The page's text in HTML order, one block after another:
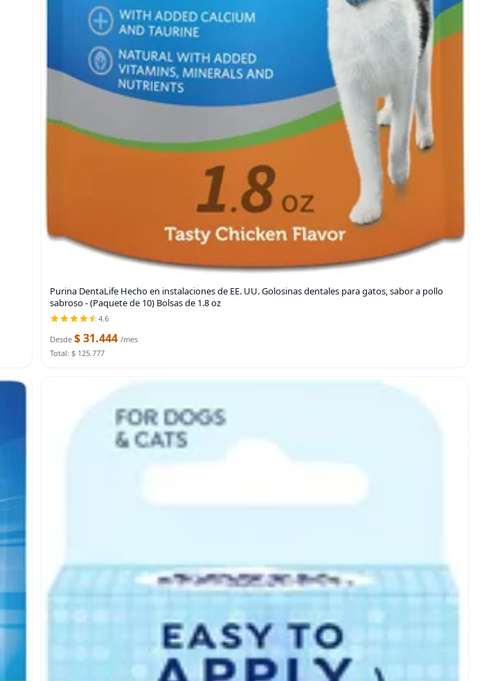
Purina DentaLife Hecho en instalaciones de EE. UU. Golosinas dentales para gatos, sabor a pollo
sabroso - (Paquete de 10) Bolsas de 1.8 oz
4.6
Desde $ 31.444 /mes
Total: $ 125.777